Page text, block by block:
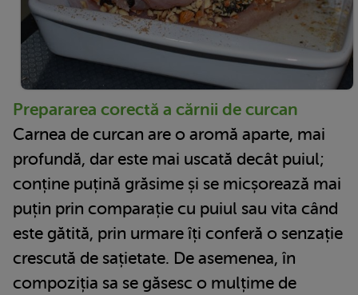
Prepararea corectă a cărnii de curcan
Carnea de curcan are o aromă aparte, mai
profundă, dar este mai uscată decât puiul;
conține puțină grăsime și se micșorează mai
puțin prin comparație cu puiul sau vita când
este gătită, prin urmare îți conferă o senzație
crescută de sațietate. De asemenea, în
compoziția sa se găsesc o mulțime de